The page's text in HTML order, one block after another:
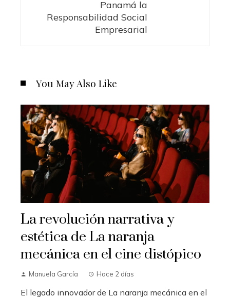
Panamá la
Responsabilidad Social
Empresarial
You May Also Like
La revolución narrativa y
estética de La naranja
mecánica en el cine distópico
Manuela García Hace 2 días
El legado innovador de La naranja mecánica en el